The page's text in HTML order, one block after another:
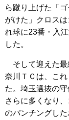
ら蹴り上げた「
がけた」クロス
れ球に23番・入
した。
そして迎えた最
奈川ＴＣは、こ
た。埼玉選抜の
さらに多くなり
のパンチングし